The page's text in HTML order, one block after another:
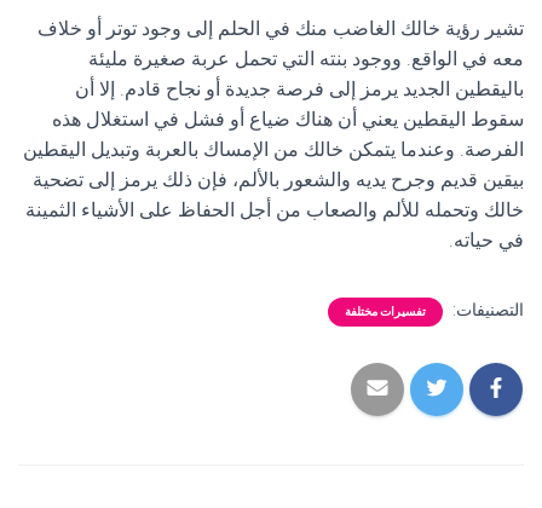
تشير رؤية خالك الغاضب منك في الحلم إلى وجود توتر أو خلاف
معه في الواقع. ووجود بنته التي تحمل عربة صغيرة مليئة
باليقطين الجديد يرمز إلى فرصة جديدة أو نجاح قادم. إلا أن
سقوط اليقطين يعني أن هناك ضياع أو فشل في استغلال هذه
الفرصة. وعندما يتمكن خالك من الإمساك بالعربة وتبديل اليقطين
بيقين قديم وجرح يديه والشعور بالألم، فإن ذلك يرمز إلى تضحية
خالك وتحمله للألم والصعاب من أجل الحفاظ على الأشياء الثمينة
في حياته.
التصنيفات: تفسيرات مختلفة